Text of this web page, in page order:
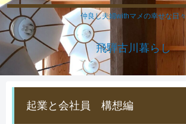
仲良し夫婦withマメの幸せな日々
飛騨古川暮らし
起業と会社員 構想編